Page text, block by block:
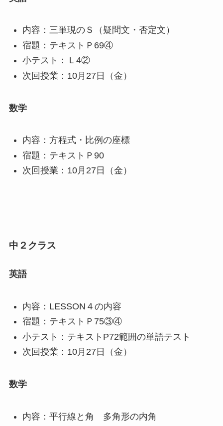
内容：三単現のＳ（疑問文・否定文）
宿題：テキストＰ69④
小テスト：Ｌ4②
次回授業：10月27日（金）
数学
内容：方程式・比例の座標
宿題：テキストＰ90
次回授業：10月27日（金）
中２クラス
英語
内容：LESSON４の内容
宿題：テキストＰ75③④
小テスト：テキストP72範囲の単語テスト
次回授業：10月27日（金）
数学
内容：平行線と角 多角形の内角